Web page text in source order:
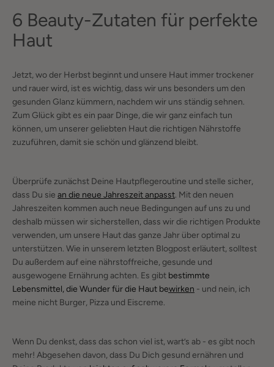
SUCHEN
6 Beauty-Zutaten für perfekte
Haut
Jetzt, wo der Herbst beginnt und unsere Haut immer trockener
und rauer wird, ist es wichtig, dass wir uns besonders um den
gesunden Glanz kümmern, nachdem wir uns ständig sehnen.
Zum Glück gibt es ein paar Dinge, die wir ganz einfach tun
können, um unserer geliebten Haut die richtigen Nährstoffe
zuzuführen, damit sie schön und glänzend bleibt.
Überprüfe zunächst Deine Hautpflegeroutine und stelle sicher,
dass Du sie an die neue Jahreszeit anpasst. Mit den neuen
Jahreszeiten kommen auch neue Bedingungen auf uns zu und
deshalb müssen wir sicherstellen, dass wir die richtigen Produkte
verwenden, um unsere Haut das ganze Jahr über optimal zu
unterstützen. Wie in unserem letzten Blogpost erläutert, solltest
Du außerdem auf eine nährstoffreiche, gesunde und
ausgewogene Ernährung achten. Es gibt bestimmte
Lebensmittel, die Wunder für die Haut bewirken - und nein, ich
meine nicht Burger, Pizza und Eiscreme.
Wenn Du denkst, dass das schon viel ist, wart’s ab - es gibt noch
mehr! Abgesehen davon, dass Du Dich gesund ernähren und